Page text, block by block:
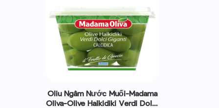
Oliu Ngâm Nước Muối-Madama
Oliva-Olive Halkidiki Verdi Dolci